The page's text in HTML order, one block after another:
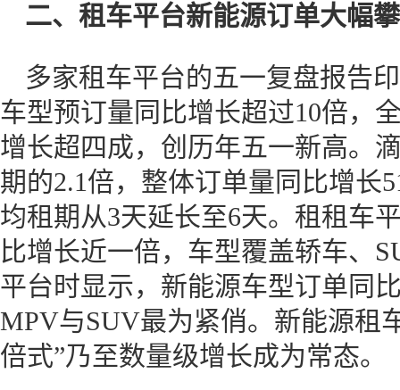
二、 租车平台新能源订单大幅
多家租车平台的五一复盘报告
车型预订量同比增长超过10倍，
增长超四成，创历年五一新高。
期的2.1倍，整体订单量同比增长
均租期从3天延长至6天。租租车
比增长近一倍，车型覆盖轿车、
平台时显示，新能源车型订单同
MPV与SUV最为紧俏。新能源租
倍式”乃至数量级增长成为常态。